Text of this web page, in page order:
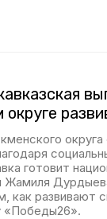
округе
готовит
Жамиля
как развивают
«Победы26».